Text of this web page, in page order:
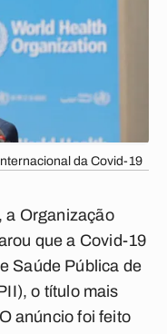
da Covid-19
a Organização
que a Covid-19
Saúde Pública de
o título mais
anúncio foi feito